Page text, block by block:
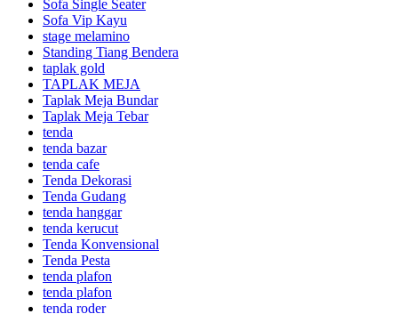
Sofa Single Seater
Sofa Vip Kayu
stage melamino
Standing Tiang Bendera
taplak gold
TAPLAK MEJA
Taplak Meja Bundar
Taplak Meja Tebar
tenda
tenda bazar
tenda cafe
Tenda Dekorasi
Tenda Gudang
tenda hanggar
tenda kerucut
Tenda Konvensional
Tenda Pesta
tenda plafon
tenda plafon
tenda roder